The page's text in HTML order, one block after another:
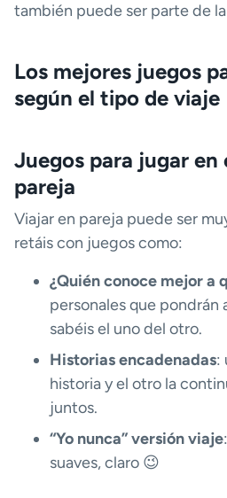
también puede ser parte de
Los mejores juegos
según el tipo de viaje
Juegos para jugar en
pareja
Viajar en pareja puede ser
retáis con juegos como:
¿Quién conoce mejor a
personales que pondrán
sabéis el uno del otro.
Historias encadenadas:
historia y el otro la
juntos.
“Yo nunca” versión viaje
suaves, claro 😉